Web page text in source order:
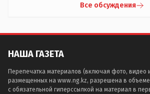
Все обсуждения
НАША ГАЗЕТА
Перепечатка материалов (включая фото, видео
размещенных на www.ng.kz, разрешена в
с обязательной гиперссылкой на материал в